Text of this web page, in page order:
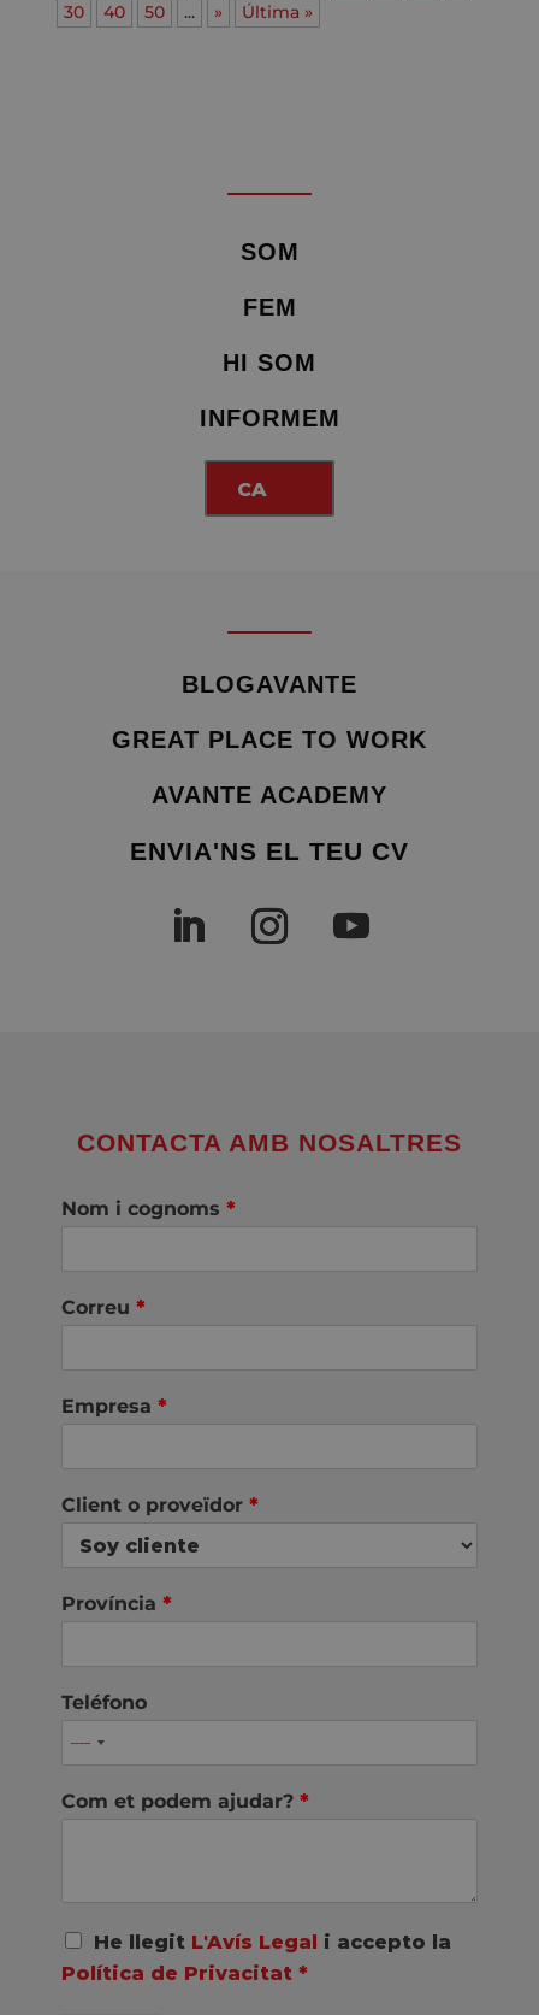
30
40 50 ... » Última »
SOM
FEM
HI SOM
INFORMEM
CA
BLOGAVANTE
GREAT PLACE TO WORK
AVANTE ACADEMY
ENVIA'NS EL TEU CV
CONTACTA AMB NOSALTRES
Nom i cognoms *
Correu *
Empresa *
Client o proveïdor *
Província *
Teléfono
Com et podem ajudar? *
A
c
u
He llegit L'Avís Legal
i accepto la
Política de Privacitat *